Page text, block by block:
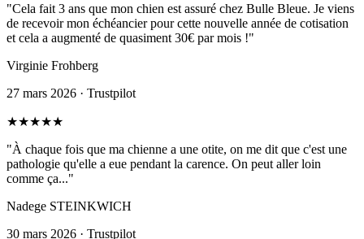
"Cela fait 3 ans que mon chien est assuré chez Bulle Bleue. Je viens
de recevoir mon échéancier pour cette nouvelle année de cotisation
et cela a augmenté de quasiment 30€ par mois !"
Virginie Frohberg
27 mars 2026 · Trustpilot
★★★★★
"À chaque fois que ma chienne a une otite, on me dit que c'est une
pathologie qu'elle a eue pendant la carence. On peut aller loin
comme ça..."
Nadege STEINKWICH
30 mars 2026 · Trustpilot